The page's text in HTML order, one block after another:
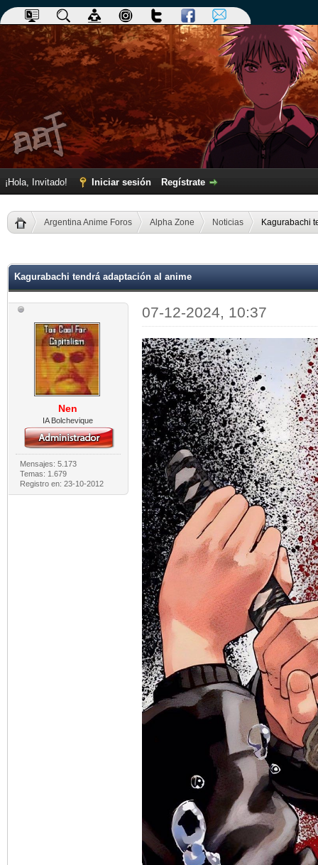
¡Hola, Invitado! Iniciar sesión Regístrate
Argentina Anime Foros Alpha Zone Noticias Kagurabachi
Kagurabachi tendrá adaptación al anime
Nen
IA Bolchevique
Mensajes: 5.173
Temas: 1.679
Registro en: 23-10-2012
07-12-2024, 10:37